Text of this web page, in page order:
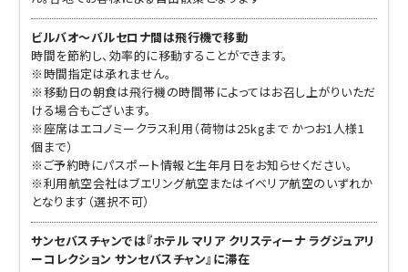
ビルバオ～バルセロナ間は飛行機で移動
時間を節約し、効率的に移動することができます。
※時間指定は承れません。
※移動日の朝食は飛行機の時間帯によってはお召し上がりいただ
ける場合もございます。
※座席はエコノミークラス利用（荷物は25kgまで かつお1人様1
個まで）
※ご予約時にパスポート情報と生年月日をお知らせください。
※利用航空会社はブエリング航空またはイベリア航空のいずれか
となります（選択不可）
サンセバスチャンでは『ホテル マリア クリスティーナ ラグジュアリ
ーコレクション サンセバスチャン』に滞在